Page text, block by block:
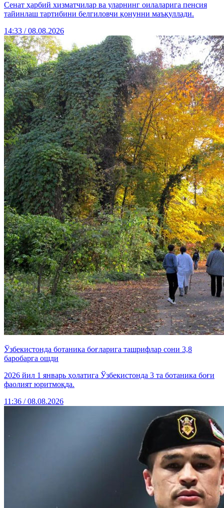
Сенат ҳарбий хизматчилар ва уларнинг оилаларига пенсия
тайинлаш тартибини белгиловчи қонунни маъқуллади.
14:33 / 08.08.2026
Ўзбекистонда ботаника боғларига ташрифлар сони 3,8
баробарга ошди
2026 йил 1 январь ҳолатига Ўзбекистонда 3 та ботаника боғи
фаолият юритмоқда.
11:36 / 08.08.2026